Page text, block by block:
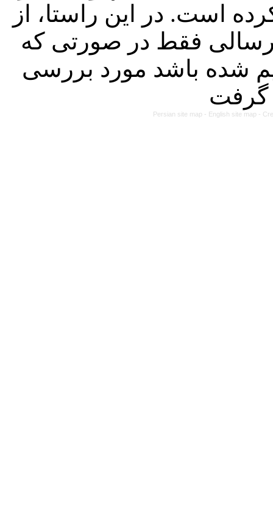
است. در این راستا، از
مقالات ارسالی فقط در صورتی که
شده باشد مورد بررسی
Persian site map - English site map -